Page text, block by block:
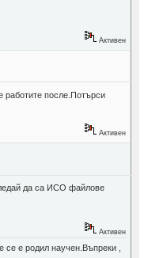
Активен
работите после.Потърси
Активен
да са ИСО файлове
Активен
е родил научен.Въпреки ,